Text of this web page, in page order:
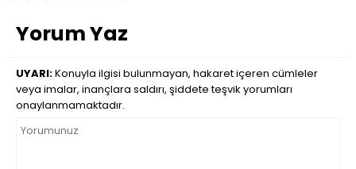
Yorum Yaz
UYARI:Konuyla ilgisi bulunmayan, hakaret içeren cümleler
veya imalar, inançlara saldırı, şiddete teşvik yorumları
onaylanmamaktadır.